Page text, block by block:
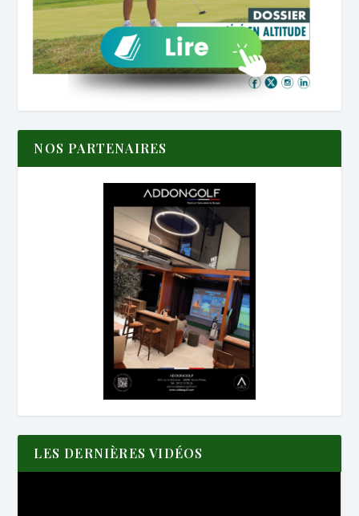
NOS PARTENAIRES
LES DERNIÈRES VIDÉOS